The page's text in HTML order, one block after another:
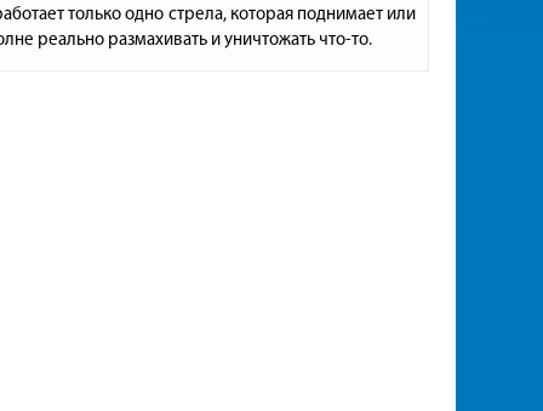
только одно стрела, которая поднимает или
реально размахивать и уничтожать что-то.